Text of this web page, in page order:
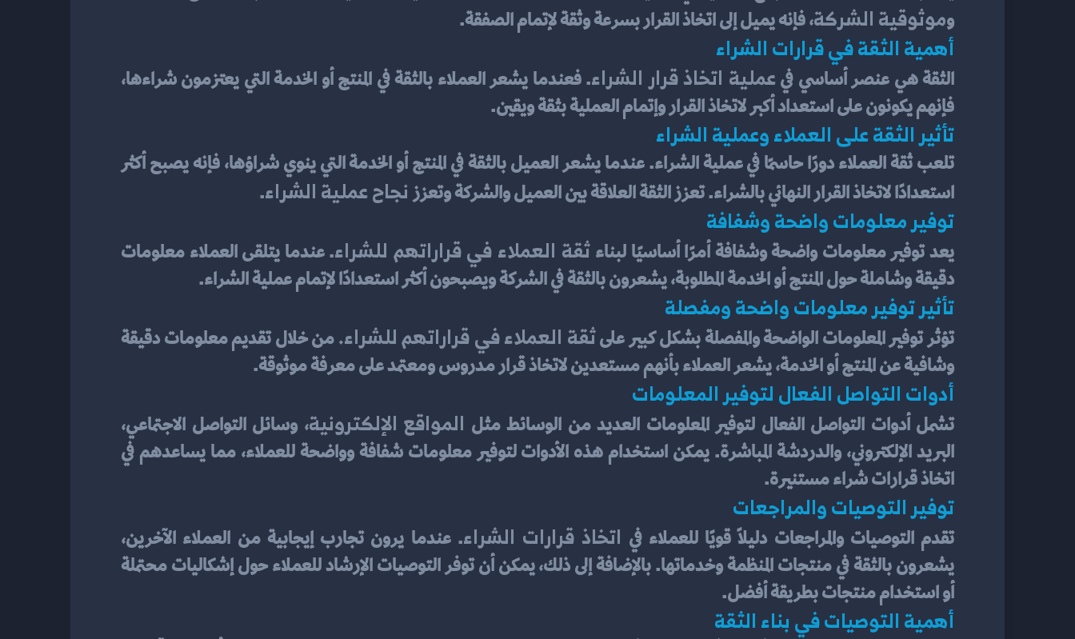
وموثوقية الشركة، فإنه يميل إلى اتخاذ القرار بسرعة وثقة لإتمام الصفقة.
أهمية الثقة في قرارات الشراء
الثقة هي عنصر أساسي في عملية اتخاذ قرار الشراء
فإنهم يكونون على استعداد أكبر لاتخاذ القرار وإتمام العملية بثقة ويقين.
تأثير الثقة على العملاء وعملية الشراء
تلعب ثقة العملاء دورًا حاسمًا في عملية الشراء. عندما يشعر العميل بالثقة في المنتج أو الخدمة التي ينوي شراؤها، فإنه يصبح أكثر
استعدادًا لاتخاذ القرار النهائي بالشراء. تعزز الثقة العلاقة بين العميل والشركة وتعزز نجاح عملية الشراء.
توفير معلومات واضحة وشفافة
يعد توفير معلومات واضحة وشفافة أمرًا أساسيًا لبناء ثقة العملاء في قراراتهم للشراء
دقيقة وشاملة حول المنتج أو الخدمة المطلوبة، يشعرون بالثقة في الشركة ويصبحون أكثر استعدادًا لإتمام عملية الشراء.
تأثير توفير معلومات واضحة ومفصلة
تؤثر توفير المعلومات الواضحة والمفصلة بشكل كبير على ثقة العملاء في قراراتهم للشراء.
وشافية عن المنتج أو الخدمة، يشعر العملاء بأنهم مستعدين لاتخاذ قرار مدروس ومعتمد على معرفة موثوقة.
أدوات التواصل الفعال لتوفير المعلومات
تشمل أدوات التواصل الفعال لتوفير المعلومات العديد من الوسائط مثل المواقع الإلكترونية
اتخاذ قرارات شراء مستنيرة.
توفير التوصيات والمراجعات
تقدم التوصيات والمراجعات دليلًا قويًا للعملاء في اتخاذ قرارات الشراء
أو استخدام منتجات بطريقة أفضل.
أهمية التوصيات في بناء الثقة